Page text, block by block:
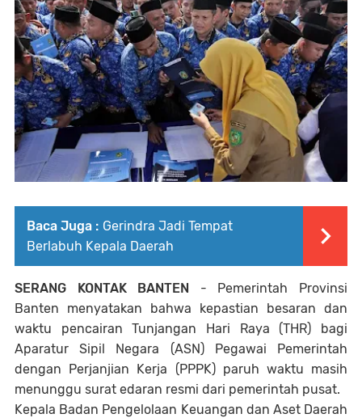
Baca Juga : Gerindra Jadi Tempat
Berlabuh Kepala Daerah
SERANG KONTAK BANTEN - Pemerintah Provinsi
Banten menyatakan bahwa kepastian besaran dan
waktu pencairan Tunjangan Hari Raya (THR) bagi
Aparatur Sipil Negara (ASN) Pegawai Pemerintah
dengan Perjanjian Kerja (PPPK) paruh waktu masih
menunggu surat edaran resmi dari pemerintah pusat.
Kepala Badan Pengelolaan Keuangan dan Aset Daerah